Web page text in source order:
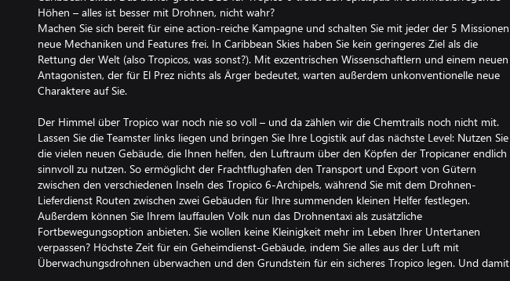
Höhen – alles ist besser mit Drohnen, nicht wahr?
Machen Sie sich bereit für eine action-reiche Kampagne und schalten Sie mit jeder der 5 Missionen
neue Mechaniken und Features frei. In Caribbean Skies haben Sie kein geringeres Ziel als die
Rettung der Welt (also Tropicos, was sonst?). Mit exzentrischen Wissenschaftlern und einem neuen
Antagonisten, der für El Prez nichts als Ärger bedeutet, warten außerdem unkonventionelle neue
Charaktere auf Sie.
Der Himmel über Tropico war noch nie so voll – und da zählen wir die Chemtrails noch nicht mit.
Lassen Sie die Teamster links liegen und bringen Sie Ihre Logistik auf das nächste Level: Nutzen Sie
die vielen neuen Gebäude, die Ihnen helfen, den Luftraum über den Köpfen der Tropicaner endlich
sinnvoll zu nutzen. So ermöglicht der Frachtflughafen den Transport und Export von Gütern
zwischen den verschiedenen Inseln des Tropico 6-Archipels, während Sie mit dem Drohnen-
Lieferdienst Routen zwischen zwei Gebäuden für Ihre summenden kleinen Helfer festlegen.
Außerdem können Sie Ihrem lauffaulen Volk nun das Drohnentaxi als zusätzliche
Fortbewegungsoption anbieten. Sie wollen keine Kleinigkeit mehr im Leben Ihrer Untertanen
verpassen? Höchste Zeit für ein Geheimdienst-Gebäude, indem Sie alles aus der Luft mit
Überwachungsdrohnen überwachen und den Grundstein für ein sicheres Tropico legen. Und damit